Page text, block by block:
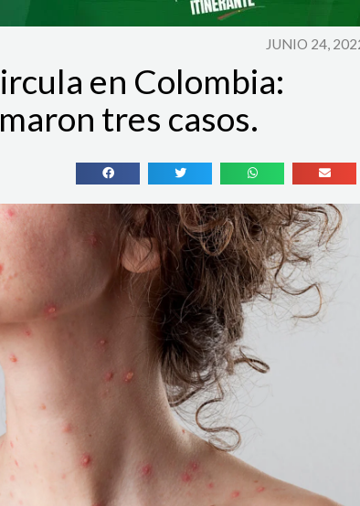
JUNIO 24,
en Colombia:
tres casos.